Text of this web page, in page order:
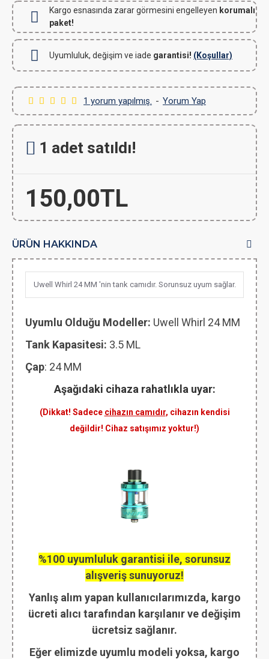
Kargo esnasında zarar görmesini engelleyen korumalı
paket!
Uyumluluk, değişim ve iade garantisi! (Koşullar)
1 yorum yapılmış. - Yorum Yap
150,00TL
1 adet satıldı!
ÜRÜN HAKKINDA
Uwell Whirl 24 MM 'nin tank camıdır. Sorunsuz uyum sağlar.
Uyumlu Olduğu Modeller: Uwell Whirl 24 MM
Tank Kapasitesi: 3.5 ML
Çap: 24 MM
Aşağıdaki cihaza rahatlıkla uyar:
(Dikkat! Sadece cihazın camıdır, cihazın kendisi
değildir! Cihaz satışımız yoktur!)
%100 uyumluluk garantisi ile, sorunsuz
alışveriş sunuyoruz!
Yanlış alım yapan kullanıcılarımızda, kargo
ücreti alıcı tarafından karşılanır ve değişim
ücretsiz sağlanır.
Eğer elimizde uyumlu modeli yoksa, kargo